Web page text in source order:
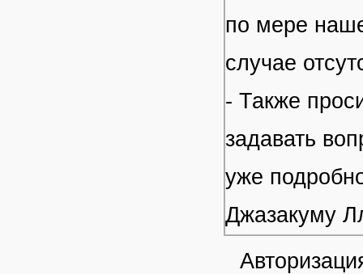
по мере
случае
- Также
задавать
уже
Джазакуму